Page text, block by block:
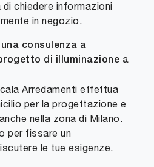
chiedere informazioni
in negozio.
consulenza a
di illuminazione a
Arredamenti effettua
per la progettazione e
nella zona di Milano.
per fissare un
le tue esigenze.